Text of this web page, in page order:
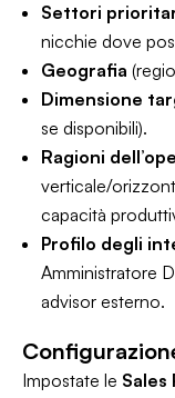
Settori
nicchie dove
Geografia
Dimensione
se disponibili).
Ragioni
verticale/
capacità
Profilo degli
Amministratore
advisor esterno.
Impostate le Sales